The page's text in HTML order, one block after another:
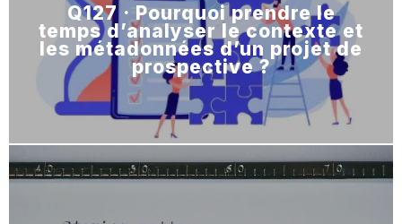
Q127 · Pourquoi prendre le
temps d’analyser le contexte et
les métadonnées d’un projet de
prospective ?